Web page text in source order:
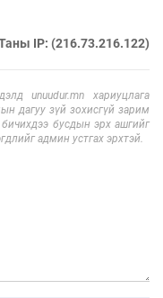
IP: (216.73.216.122)
unuudur.mn хариуцлага
дагуу зүй зохисгүй зарим
бичихдээ бусдын эрх ашгийг
админ устгах эрхтэй.